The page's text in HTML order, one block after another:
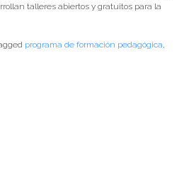
talleres abiertos y gratuitos para la
programa de formación pedagógica,